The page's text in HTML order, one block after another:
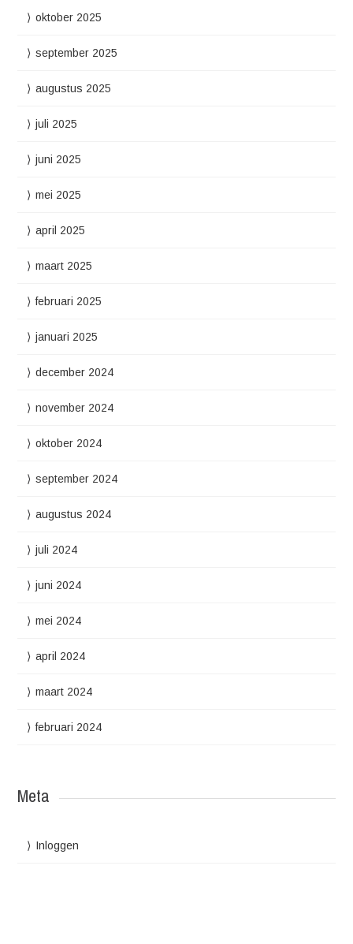
oktober 2025
september 2025
augustus 2025
juli 2025
juni 2025
mei 2025
april 2025
maart 2025
februari 2025
januari 2025
december 2024
november 2024
oktober 2024
september 2024
augustus 2024
juli 2024
juni 2024
mei 2024
april 2024
maart 2024
februari 2024
Meta
Inloggen